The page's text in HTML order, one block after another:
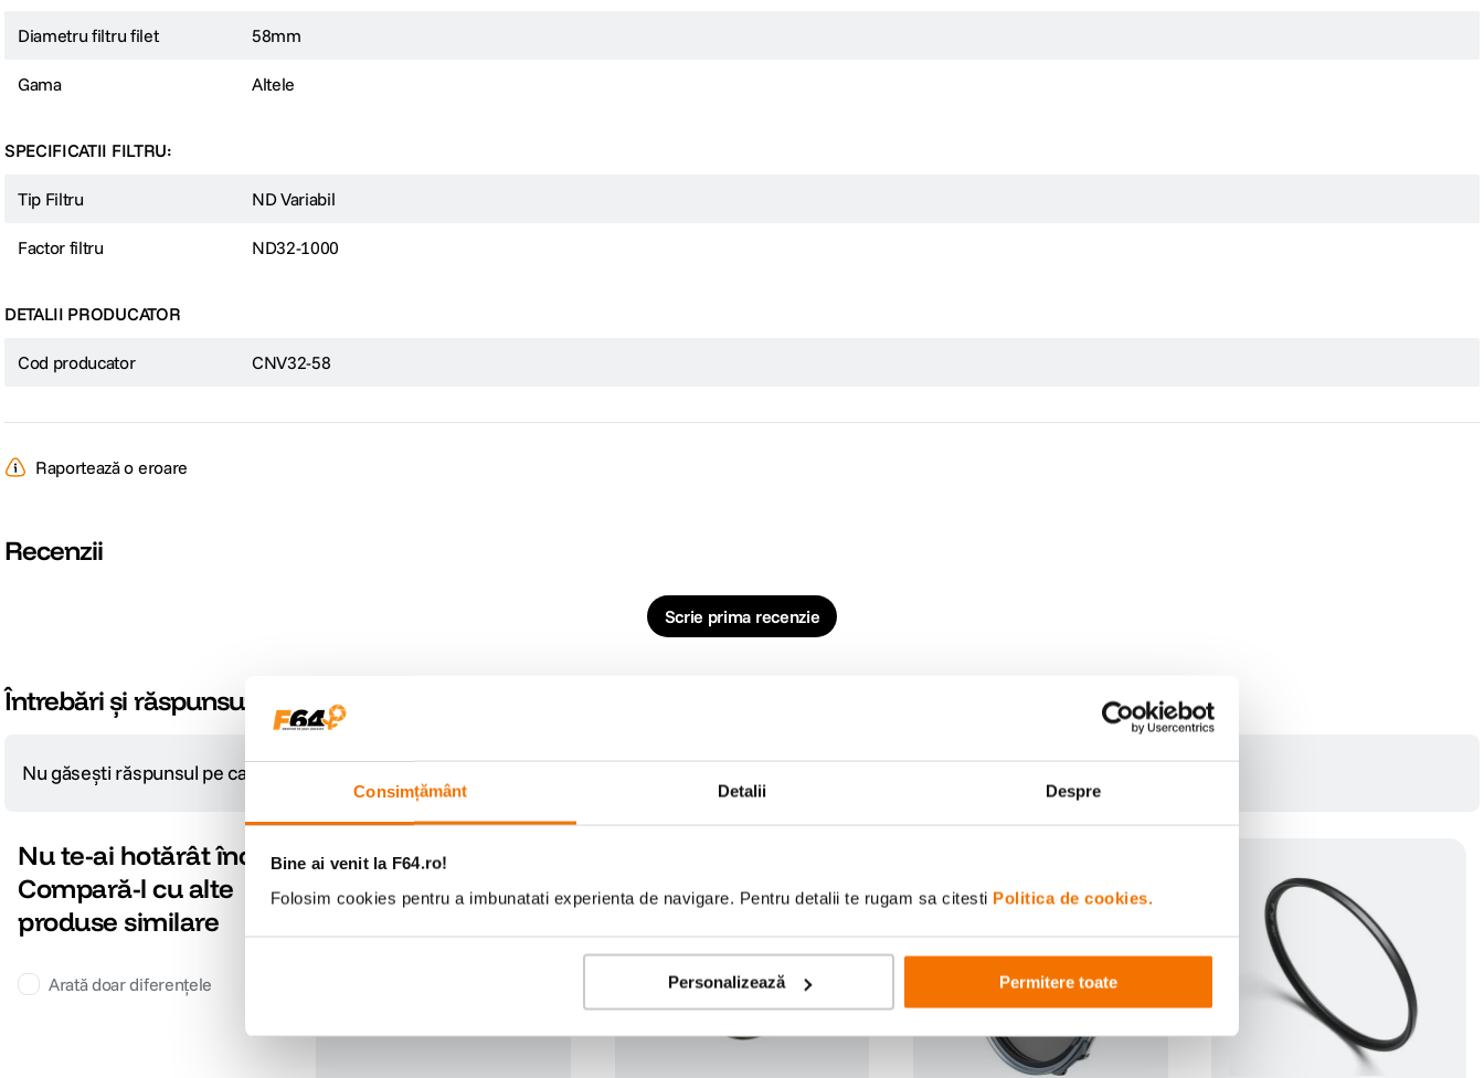
Consimțământ Detalii Despre
Bine ai venit la F64.ro!
Folosim cookies pentru a imbunatati experienta de navigare. Pentru detalii te rugam sa citesti Politica de cookies.
Personalizează Permitere toate
Diametru filtru filet 58mm
Gama Altele
SPECIFICATII FILTRU:
Tip Filtru ND Variabil
Factor filtru ND32-1000
DETALII PRODUCATOR
Cod producator CNV32-58
Raportează o eroare
Recenzii
Scrie prima recenzie
Întrebări și răspunsuri
Nu găsești răspunsul pe care îl cauți?
Nu te-ai hotărât încă?
Compară-l cu alte
produse similare
Arată doar diferențele
cumpara impreuna: -10% discount